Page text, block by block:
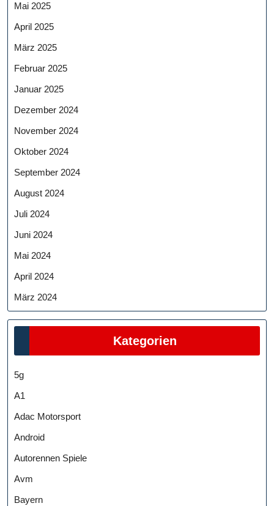
Mai 2025
April 2025
März 2025
Februar 2025
Januar 2025
Dezember 2024
November 2024
Oktober 2024
September 2024
August 2024
Juli 2024
Juni 2024
Mai 2024
April 2024
März 2024
Kategorien
5g
A1
Adac Motorsport
Android
Autorennen Spiele
Avm
Bayern